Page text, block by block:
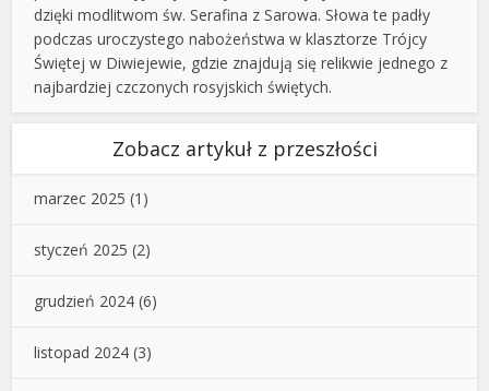
dzięki modlitwom św. Serafina z Sarowa. Słowa te padły
podczas uroczystego nabożeństwa w klasztorze Trójcy
Świętej w Diwiejewie, gdzie znajdują się relikwie jednego z
najbardziej czczonych rosyjskich świętych.
Zobacz artykuł z przeszłości
marzec 2025 (1)
styczeń 2025 (2)
grudzień 2024 (6)
listopad 2024 (3)